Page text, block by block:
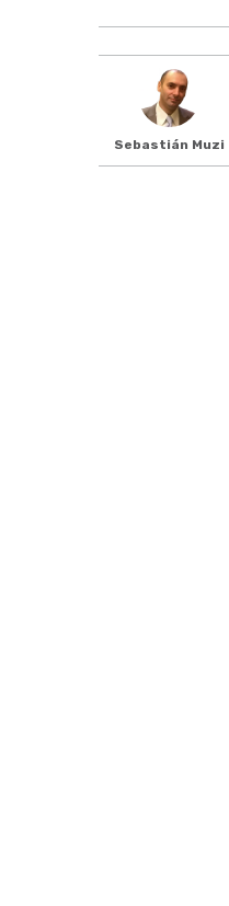
Sebastián Muzi